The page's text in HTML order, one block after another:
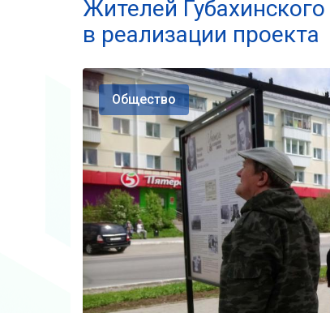
Жителей
в реализации проекта
Общество